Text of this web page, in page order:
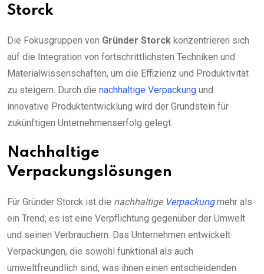
Storck
Die Fokusgruppen von Gründer Storck konzentrieren sich
auf die Integration von fortschrittlichsten Techniken und
Materialwissenschaften, um die Effizienz und Produktivität
zu steigern. Durch die nachhaltige Verpackung und
innovative Produktentwicklung wird der Grundstein für
zukünftigen Unternehmenserfolg gelegt.
Nachhaltige
Verpackungslösungen
Für Gründer Storck ist die nachhaltige Verpackungmehr als
ein Trend; es ist eine Verpflichtung gegenüber der Umwelt
und seinen Verbrauchern. Das Unternehmen entwickelt
Verpackungen, die sowohl funktional als auch
umweltfreundlich sind, was ihnen einen entscheidenden